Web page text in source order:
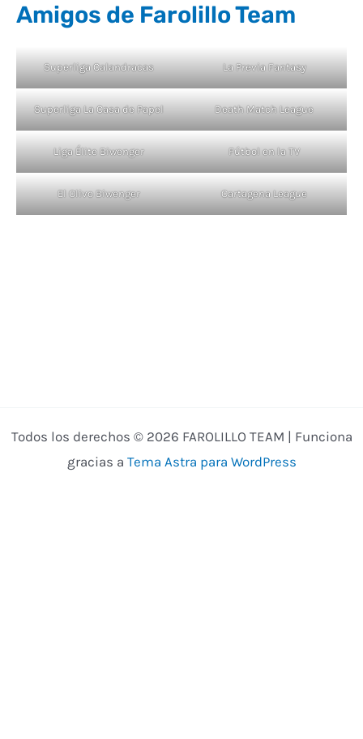
Amigos de Farolillo Team
Superliga Calandracas La Previa Fantasy
Superliga La Casa de Papel Death Match League
Liga Élite Biwenger Fútbol en la TV
El Olivo Biwenger Cartagena League
Todos los derechos © 2026 FAROLILLO TEAM | Funciona
gracias a Tema Astra para WordPress